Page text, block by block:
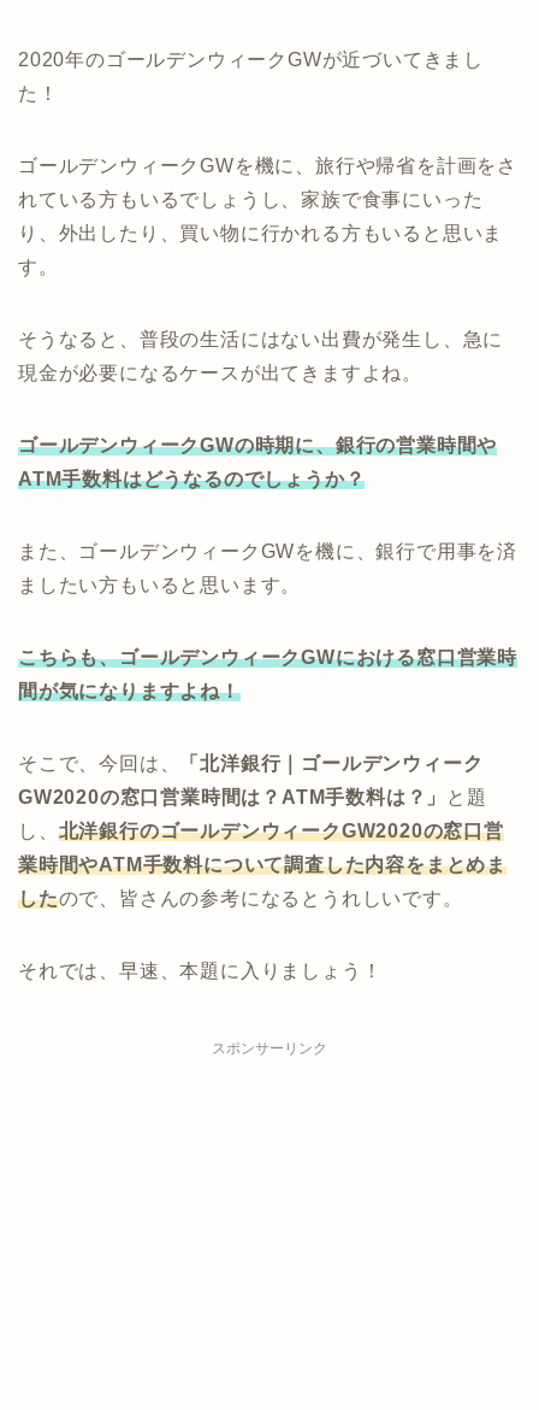
2020年のゴールデンウィークGWが近づいてきまし
た！
ゴールデンウィークGWを機に、旅行や帰省を計画をさ
れている方もいるでしょうし、家族で食事にいった
り、外出したり、買い物に行かれる方もいると思いま
す。
そうなると、普段の生活にはない出費が発生し、急に
現金が必要になるケースが出てきますよね。
ゴールデンウィークGWの時期に、銀行の営業時間や
ATM手数料はどうなるのでしょうか？
また、ゴールデンウィークGWを機に、銀行で用事を済
ましたい方もいると思います。
こちらも、ゴールデンウィークGWにおける窓口営業時
間が気になりますよね！
そこで、今回は、
「北洋銀行｜ゴールデンウィーク
GW2020の窓口営業時間は？ATM手数料は？」
と題
し、 北洋銀行のゴールデンウィークGW2020の窓口営
業時間やATM手数料について調査した内容をまとめま
したので、皆さんの参考になるとうれしいです。
それでは、早速、本題に入りましょう！
スポンサーリンク